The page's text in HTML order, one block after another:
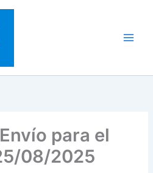
para el
08/2025